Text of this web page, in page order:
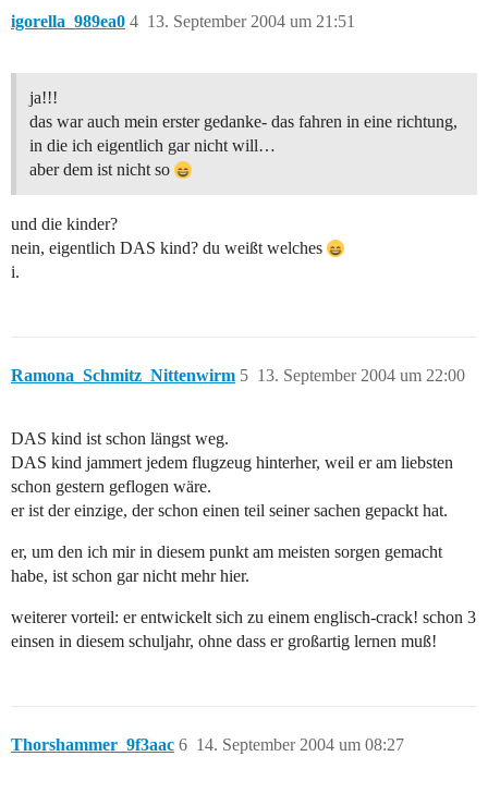
igorella_989ea0 13. September 2004 um 21:51
4
ja!!!
das war auch mein erster gedanke- das fahren in eine richtung,
in die ich eigentlich gar nicht will…
aber dem ist nicht so
und die kinder?
nein, eigentlich DAS kind? du weißt welches
i.
Ramona_Schmitz_Nittenwirm 13. September 2004 um 22:00
5
DAS kind ist schon längst weg.
DAS kind jammert jedem flugzeug hinterher, weil er am liebsten
schon gestern geflogen wäre.
er ist der einzige, der schon einen teil seiner sachen gepackt hat.
er, um den ich mir in diesem punkt am meisten sorgen gemacht
habe, ist schon gar nicht mehr hier.
weiterer vorteil: er entwickelt sich zu einem englisch-crack! schon 3
einsen in diesem schuljahr, ohne dass er großartig lernen muß!
Thorshammer_9f3aac 14. September 2004 um 08:27
6